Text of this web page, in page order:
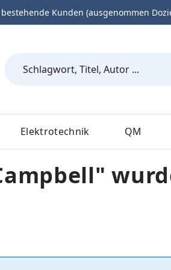
Kunden (ausgenommen
Elektrotechnik QM